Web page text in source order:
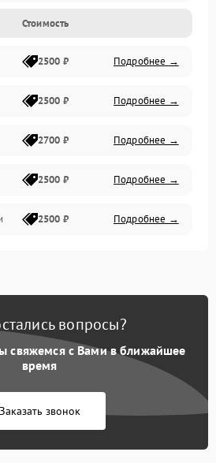
Стоимость
2500 ₽ Подробнее →
2500 ₽ Подробнее →
2700 ₽ Подробнее →
2500 ₽ Подробнее →
2500 ₽ Подробнее →
вопросы?
свяжемся с Вами в ближайшее
время
Заказать звонок